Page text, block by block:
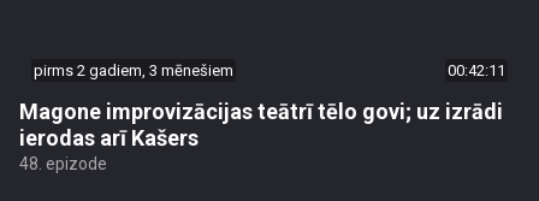
pirms 2 gadiem, 3 mēnešiem 00:42:11
Magone improvizācijas teātrī tēlo govi; uz izrādi
ierodas arī Kašers
48. epizode